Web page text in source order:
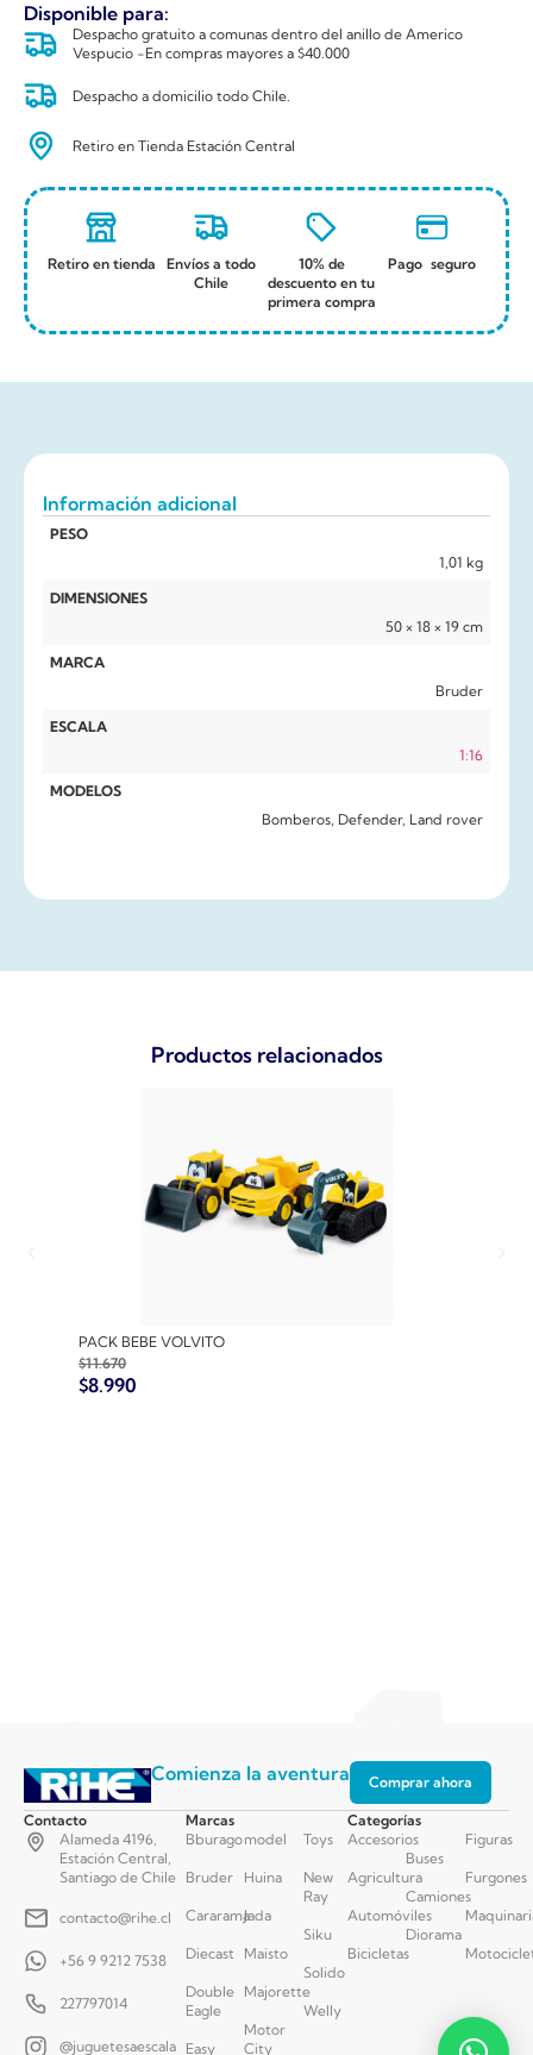
Disponible para:
Despacho gratuito a comunas dentro del anillo de Americo
Vespucio -En compras mayores a $40.000
Despacho a domicilio todo Chile.
Retiro en Tienda Estación Central
Retiro en tienda
Envíos a todo
Chile
10% de
descuento en tu
primera compra
Pago seguro
Información adicional
PESO
1,01 kg
DIMENSIONES
50 × 18 × 19 cm
MARCA
Bruder
ESCALA
1:16
MODELOS
Bomberos, Defender, Land rover
Productos relacionados
PACK BEBE VOLVITO
$11.670
$8.990
Comienza la aventura Comprar ahora
Contacto
Alameda 4196,
Estación Central,
Santiago de Chile
contacto@rihe.cl
+56 9 9212 7538
227797014
@juguetesaescala
Marcas
Bburago
Bruder
Cararama
Diecast
Double
Eagle
Easy
model
Huina
Jada
Maisto
Majorette
Motor
City
Toys
New
Ray
Siku
Solido
Welly
Categorías
Accesorios
Agricultura
Automóviles
Bicicletas
Buses
Camiones
Diorama
Figuras
Furgones